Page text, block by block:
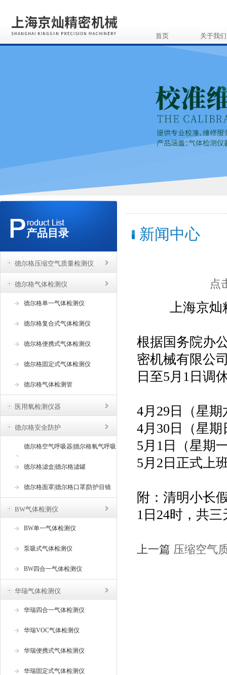
首页 关于我们
产品目录
德尔格压缩空气质量检测仪
德尔格气体检测仪
德尔格单一气体检测仪
德尔格复合式气体检测仪
德尔格便携式气体检测仪
德尔格固定式气体检测仪
德尔格气体检测管
医用氧检测仪器
德尔格安全防护
德尔格空气呼吸器|德尔格氧气呼吸
器
德尔格滤盒|德尔格滤罐
德尔格面罩|德尔格口罩|防护目镜
BW气体检测仪
BW单一气体检测仪
泵吸式气体检测仪
BW四合一气体检测仪
华瑞气体检测仪
华瑞四合一气体检测仪
华瑞VOC气体检测仪
华瑞便携式气体检测仪
华瑞固定式气体检测仪
新闻中心
点
上海京灿
根据国务院办
密机械有限公
日至5月1日调
4月29日（星期
4月30日（星期
5月1日（星期
5月2日正式上
附：清明小长
1日24时，共三
上一篇 压缩空气